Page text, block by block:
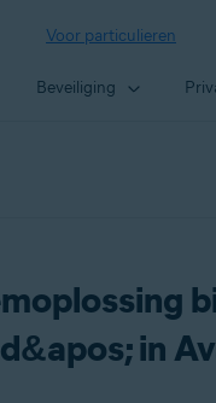
Voor particulieren
Beveiliging
in